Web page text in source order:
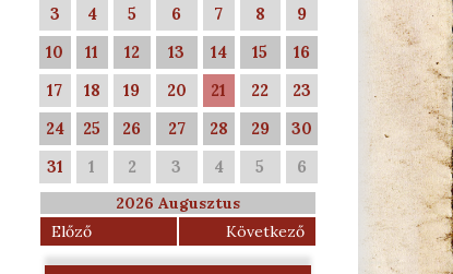
3
4 5 6 7 8
9
10
11 12 13 14 15
16
17
18 19 20 21 22
23
24
25 26 27 28 29
30
31
1 2 3 4 5 6
2026 Augusztus
Előző
Következő